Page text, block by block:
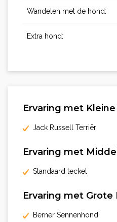
Wandelen met de hond:
Extra hond:
Ervaring met Kleine
Jack Russell Terriër
Ervaring met
Standaard teckel
Ervaring met Grote
Berner Sennenhond